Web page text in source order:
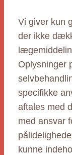
Vi giver kun
der ikke
Oplysninger
specifikke
aftales med
med ansvar
kunne